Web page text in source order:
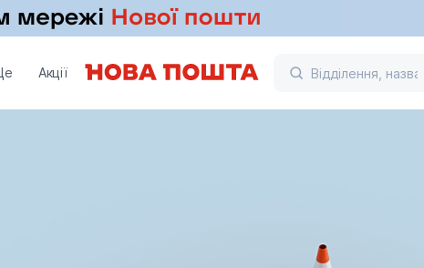
Акції